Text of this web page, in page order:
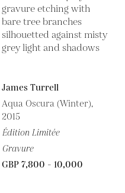
James Turrell
Aqua Oscura (Winter),
2015
Édition Limitée
Gravure
GBP 7,800 - 10,000